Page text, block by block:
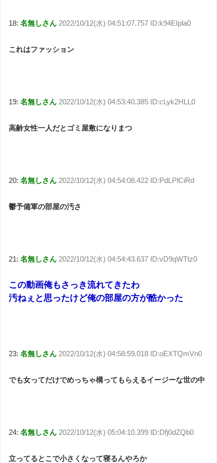
18:名無しさん 2022/10/12(水) 04:51:07.757 ID:k94EIpla0
これはファッション
19:名無しさん 2022/10/12(水) 04:53:40.385 ID:cLyk2HLL0
高齢女性一人だとゴミ屋敷になりまつ
20:名無しさん 2022/10/12(水) 04:54:08.422 ID:PdLPlCiRd
鬱予備軍の部屋の汚さ
21:名無しさん 2022/10/12(水) 04:54:43.637 ID:vD9qWTtz0
この動画俺もさっき流れてきたわ
汚ねぇと思ったけど俺の部屋の方が酷かった
23:名無しさん 2022/10/12(水) 04:58:59.018 ID:oEXTQmVn0
でも女ってだけでめっちゃ構ってもらえるイージーな世の中
24:名無しさん 2022/10/12(水) 05:04:10.399 ID:Dfj0dZQb0
立ってるとこで小さくなって寝るんやろか